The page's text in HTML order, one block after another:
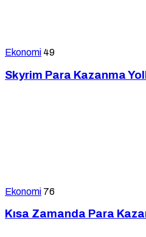
Ekonomi 49
Skyrim Para Kazanma
Ekonomi 76
Kısa Zamanda Para